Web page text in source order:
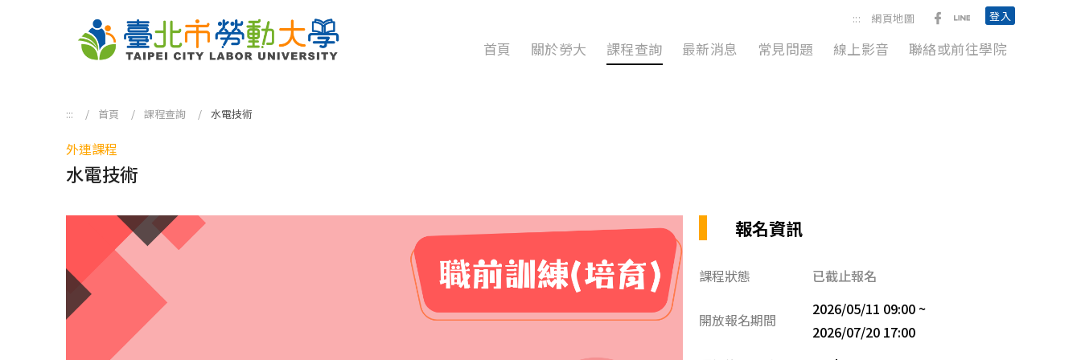
::: 網頁地圖 前往勞動臺北臉書粉絲團
前往臺北市政府勞動局
登入
首頁 關於勞大 課程查詢 最新消息 常見問題 線上影音 聯絡或前往學院
::: 首頁 課程查詢 水電技術
外連課程
水電技術
報名資訊
課程狀態 已截止報名
開放報名期間
2026/05/11 09:00 ~
2026/07/20 17:00